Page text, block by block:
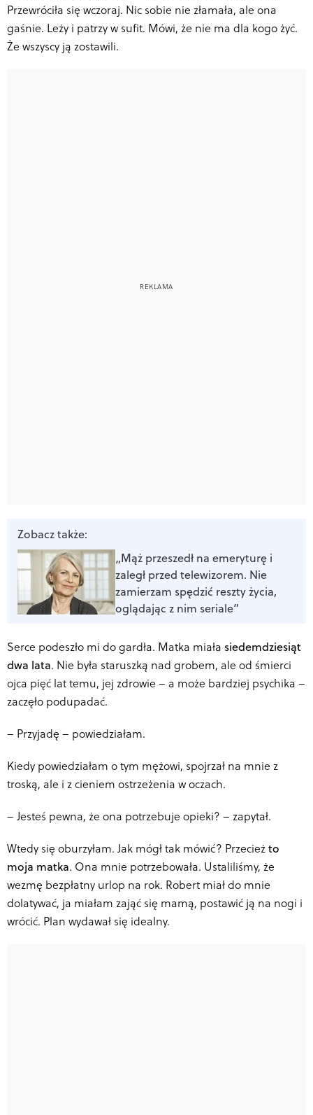
Przewróciła się wczoraj. Nic sobie nie złamała, ale ona
gaśnie. Leży i patrzy w sufit. Mówi, że nie ma dla kogo żyć.
Że wszyscy ją zostawili.
Zobacz także:
„Mąż przeszedł na emeryturę i
zaległ przed telewizorem. Nie
zamierzam spędzić reszty życia,
oglądając z nim seriale”
Serce podeszło mi do gardła. Matka miała siedemdziesiąt
dwa lata. Nie była staruszką nad grobem, ale od śmierci
ojca pięć lat temu, jej zdrowie – a może bardziej psychika –
zaczęło podupadać.
– Przyjadę – powiedziałam.
Kiedy powiedziałam o tym mężowi, spojrzał na mnie z
troską, ale i z cieniem ostrzeżenia w oczach.
– Jesteś pewna, że ona potrzebuje opieki? – zapytał.
Wtedy się oburzyłam. Jak mógł tak mówić? Przecieżto
moja matka. Ona mnie potrzebowała. Ustaliliśmy, że
wezmę bezpłatny urlop na rok. Robert miał do mnie
dolatywać, ja miałam zająć się mamą, postawić ją na nogi i
wrócić. Plan wydawał się idealny.